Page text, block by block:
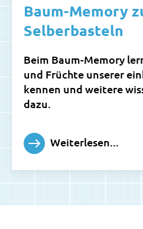
Baum-Memory
Selberbasteln
Beim Baum-Memory
und Früchte unserer
kennen und weitere
dazu.
Weiterlesen...